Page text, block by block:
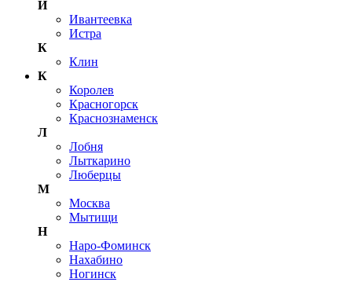
И
Ивантеевка
Истра
К
Клин
К
Королев
Красногорск
Краснознаменск
Л
Лобня
Лыткарино
Люберцы
М
Москва
Мытищи
Н
Наро-Фоминск
Нахабино
Ногинск